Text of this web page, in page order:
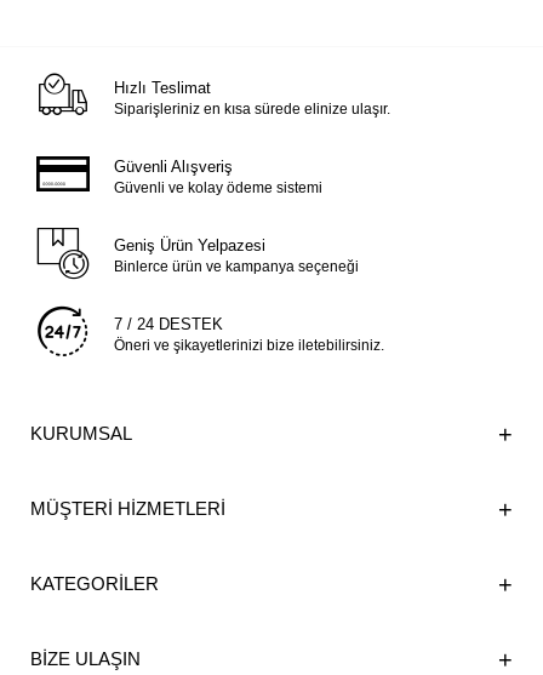
Hızlı Teslimat
Siparişleriniz en kısa sürede elinize ulaşır.
Güvenli Alışveriş
Güvenli ve kolay ödeme sistemi
Geniş Ürün Yelpazesi
Binlerce ürün ve kampanya seçeneği
7 / 24 DESTEK
Öneri ve şikayetlerinizi bize iletebilirsiniz.
KURUMSAL
MÜŞTERİ HİZMETLERİ
KATEGORİLER
BİZE ULAŞIN